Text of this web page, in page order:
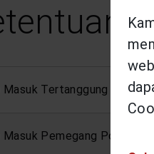
Masuk Tertanggung
Masuk Pemegang Polis